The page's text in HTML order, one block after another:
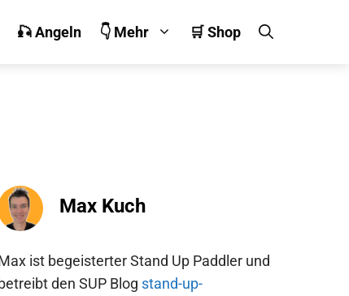
🎣 Angeln 👇 Mehr 🛒 Shop
Max Kuch
ist begeisterter Stand Up Paddler und
den SUP Blog stand-up-